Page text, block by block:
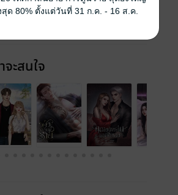
700 หน้า (≈ 132,051 คำ)
ะสนใจ
ด 80% ตั้งแต่วันที่ 31 ก.ค. - 16 ส.ค.